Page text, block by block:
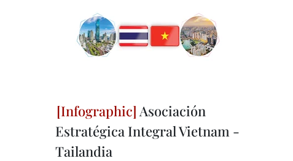
Asociación
Estratégica Integral Vietnam -
Tailandia